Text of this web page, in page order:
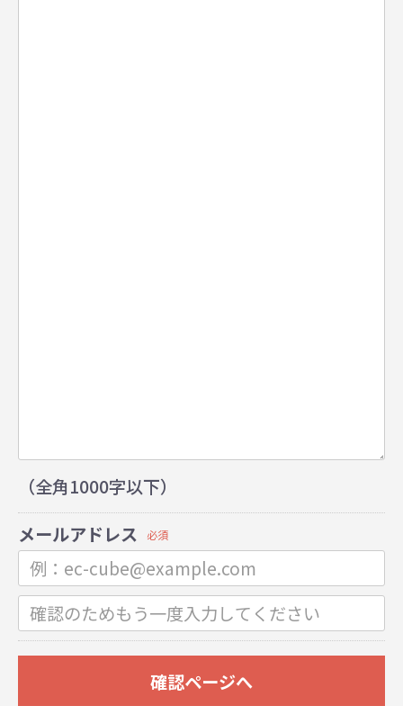
（全角1000字以下）
メールアドレス
必須
確認ページへ